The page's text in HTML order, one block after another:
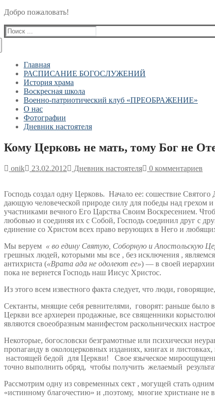
Добро пожаловать!
Найти:
Главная
РАСПИСАНИЕ БОГОСЛУЖЕНИЙ
История храма
Воскресная школа
Военно-патриотический клуб «ПРЕОБРАЖЕНИЕ»
О нас
Фотографии
Дневник настоятеля
Кому Церковь не мать, тому Бог не
onik 23.02.2012 Дневник настоятеля 0 комментариев
Господь создал одну Церковь. Начало ее: сошествие
дающую человеческой природе силу для победы над грехом
участниками вечного Его Царства Своим Воскресением.
любовью и соединяя их с Собой, Господь соединил друг с
единение со Христом всех право верующих в Него и
Мы веруем « во едину Святую, Соборную и Апостольскую
грешных людей, которыми мы все , без исключения ,
антихриста («Врата ада не одолеют ее») — в своей
пока не вернется Господь наш Иисус Христос.
Из этого всем известного факта следует, что люди,
Сектанты, мнящие себя ревнителями, говорят: раньше было
Церкви все архиереи продажные, все священники
являются своеобразным манифестом раскольнических
Некоторые, богословски безграмотные или психически
пропаганду в околоцерковных изданиях, книгах и
настоящей бедой для Церкви! Свое языческое
точно выполнить обряд, чтобы получить желаемый
Рассмотрим одну из современных сект , могущей стать
«истинному благочестию» и ,поэтому, многие христиане не